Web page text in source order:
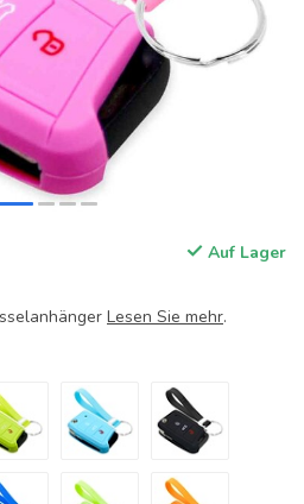
Auf Lager
Lesen Sie mehr.